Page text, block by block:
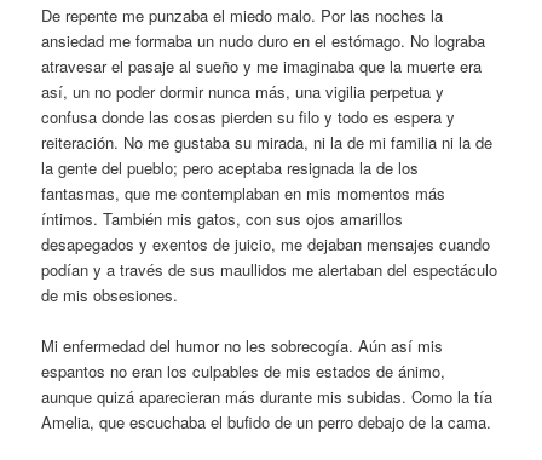
De repente me punzaba el miedo malo. Por las noches la
ansiedad me formaba un nudo duro en el estómago. No lograba
atravesar el pasaje al sueño y me imaginaba que la muerte era
así, un no poder dormir nunca más, una vigilia perpetua y
confusa donde las cosas pierden su filo y todo es espera y
reiteración. No me gustaba su mirada, ni la de mi familia ni la de
la gente del pueblo; pero aceptaba resignada la de los
fantasmas, que me contemplaban en mis momentos más
íntimos. También mis gatos, con sus ojos amarillos
desapegados y exentos de juicio, me dejaban mensajes cuando
podían y a través de sus maullidos me alertaban del espectáculo
de mis obsesiones.
Mi enfermedad del humor no les sobrecogía. Aún así mis
espantos no eran los culpables de mis estados de ánimo,
aunque quizá aparecieran más durante mis subidas. Como la tía
Amelia, que escuchaba el bufido de un perro debajo de la cama.